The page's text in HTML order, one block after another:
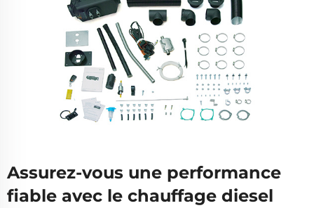
Assurez-vous une performance
fiable avec le chauffage diesel